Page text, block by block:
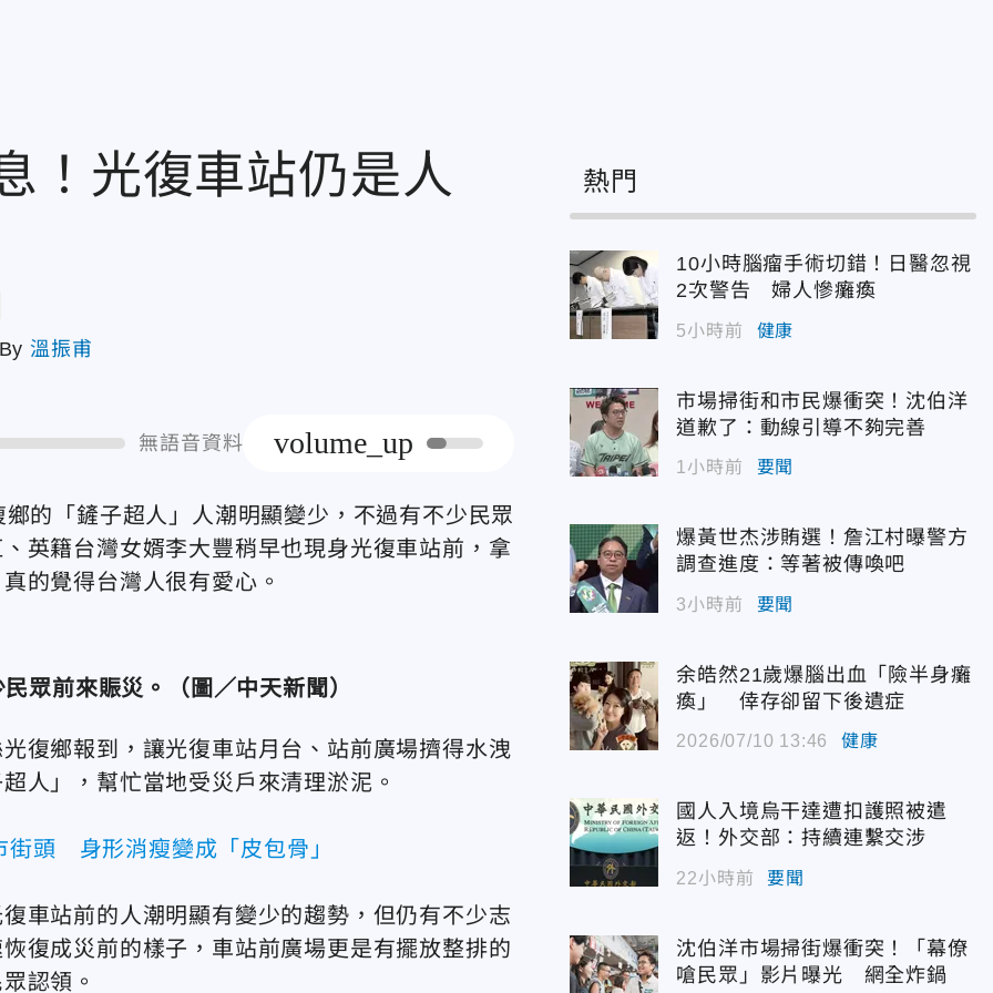
！光復車站仍是人
溫振甫
無語音資料 volume_up
的「鏟子超人」人潮明顯變少，不過有不少民眾
英籍台灣女婿李大豐稍早也現身光復車站前，拿
的覺得台灣人很有愛心。
眾前來賑災。（圖／中天新聞）
復鄉報到，讓光復車站月台、站前廣場擠得水洩
人」，幫忙當地受災戶來清理淤泥。
街頭 身形消瘦變成「皮包骨」
車站前的人潮明顯有變少的趨勢，但仍有不少志
復成災前的樣子，車站前廣場更是有擺放整排的
認領。
熱門
10小時腦瘤手術切錯！日醫忽視
2次警告 婦人慘癱瘓
5小時前 健康
市場掃街和市民爆衝突！沈伯洋
道歉了：動線引導不夠完善
1小時前 要聞
爆黃世杰涉賄選！詹江村曝警方
調查進度：等著被傳喚吧
3小時前 要聞
余皓然21歲爆腦出血「險半身癱
瘓」 倖存卻留下後遺症
2026/07/10 13:46 健康
國人入境烏干達遭扣護照被遣
返！外交部：持續連繫交涉
22小時前 要聞
沈伯洋市場掃街爆衝突！「幕僚
嗆民眾」影片曝光 網全炸鍋